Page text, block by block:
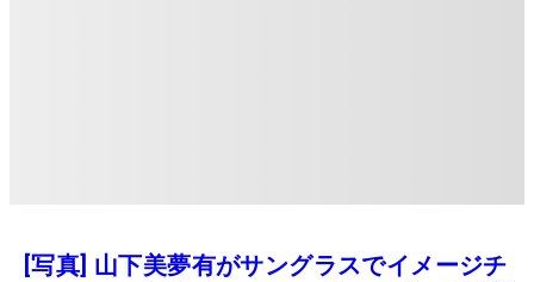
[写真] 山下美夢有がサングラスでイメージチ